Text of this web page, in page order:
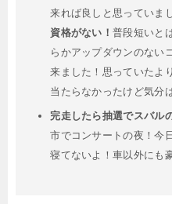
来れば良しと思っていま
資格がない！普段短いと
らかアップダウンのない
来ました！思っていたよ
当たらなかったけど気分
完走したら抽選でスバル
市でコンサートの夜！今
寝てないよ！車以外にも